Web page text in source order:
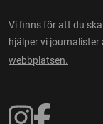
Vi finns för att du
hjälper vi
webbplatsen.